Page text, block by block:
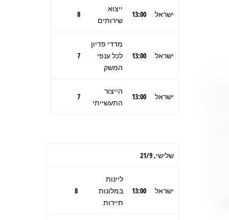
ישראל 13:00
ייצוא
שירותים
8
ישראל 13:00
מדדי פדיון
לכל ענפי
המשק
7
ישראל 13:00
הייצור
התעשייתי
7
שלישי, 21/9
ישראל 13:00
ליינות
במלונות
תיירות
8